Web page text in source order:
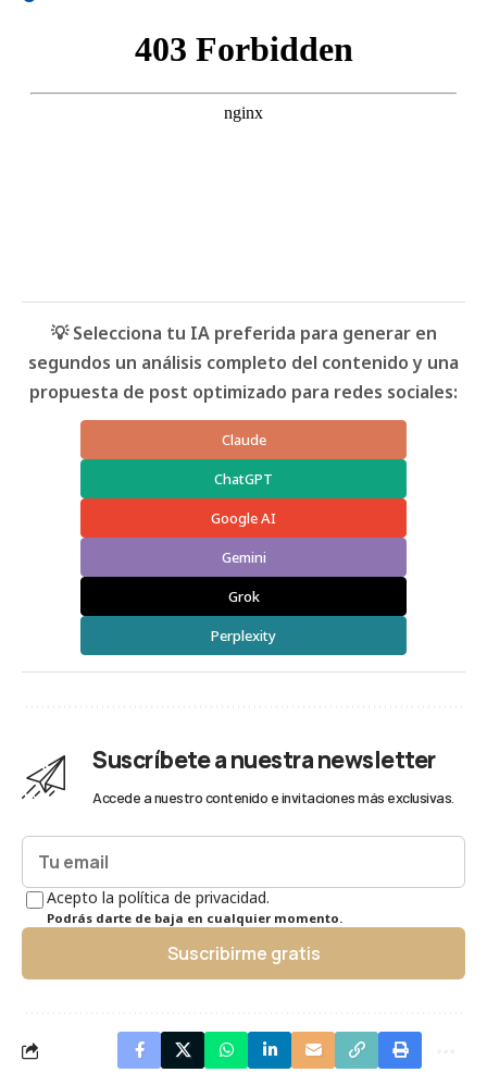
💡 Selecciona tu IA preferida para generar en
segundos un análisis completo del contenido y una
propuesta de post optimizado para redes sociales:
Claude
ChatGPT
Google AI
Gemini
Grok
Perplexity
Suscríbete a nuestra newsletter
Accede a nuestro contenido e invitaciones más exclusivas.
Acepto la política de privacidad.
Podrás darte de baja en cualquier momento.
Suscribirme gratis